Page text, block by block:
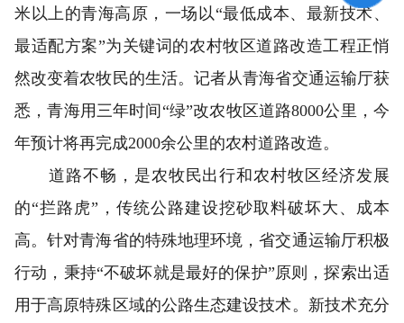
米以上的青海高原，一场以“最低成本、最新技术、
最适配方案”为关键词的农村牧区道路改造工程正悄
然改变着农牧民的生活。记者从青海省交通运输厅获
悉，青海用三年时间“绿”改农牧区道路8000公里，今
年预计将再完成2000余公里的农村道路改造。
道路不畅，是农牧民出行和农村牧区经济发展
的“拦路虎”，传统公路建设挖砂取料破坏大、成本
高。针对青海省的特殊地理环境，省交通运输厅积极
行动，秉持“不破坏就是最好的保护”原则，探索出适
用于高原特殊区域的公路生态建设技术。新技术充分